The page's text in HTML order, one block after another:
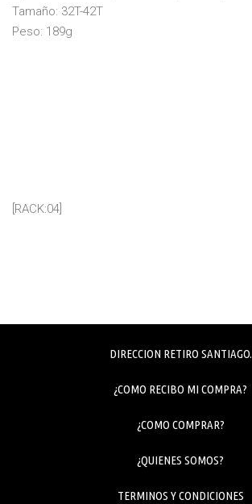
Tamaño: 32T-42T
Peso: 189g
[RACK:04]
DIRECCION RETIRO SANTIAGO.
¿COMO RECIBO MI COMPRA?
¿COMO COMPRAR?
¿QUIENES SOMOS?
TERMINOS Y CONDICIONES